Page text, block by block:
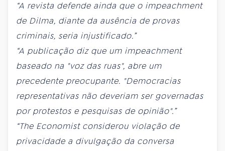
“A revista defende ainda que o impeachment
de Dilma, diante da ausência de provas
criminais, seria injustificado.”
“A publicação diz que um impeachment
baseado na "voz das ruas", abre um
precedente preocupante. "Democracias
representativas não deveriam ser governadas
por protestos e pesquisas de opinião".”
“The Economist considerou violação de
privacidade a divulgação da conversa